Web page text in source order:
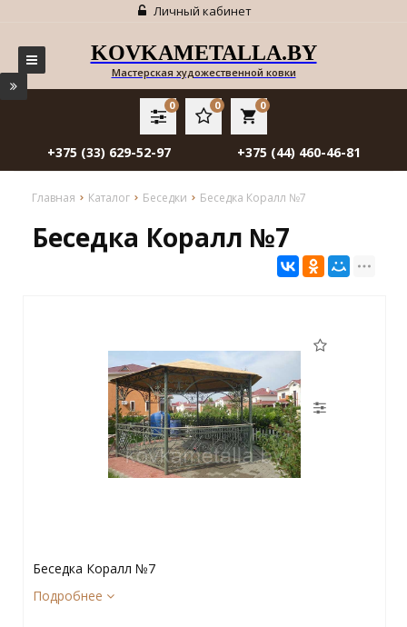
Личный кабинет
KOVKAMETALLA.BY
Мастерская художественной ковки
local_grocery_store
0
0
0
+375 (33) 629-52-97 +375 (44) 460-46-81
Главная Каталог Беседки Беседка Коралл №7
Беседка Коралл №7
Беседка Коралл №7
Подробнее